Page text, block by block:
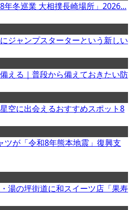
年冬巡業 大相撲長崎場所」2026...
ジャンプスターターという新しい
える｜普段から備えておきたい防
空に出会えるおすすめスポット8
ツが「令和8年熊本地震」復興支
湯の坪街道に和スイーツ店「果寿